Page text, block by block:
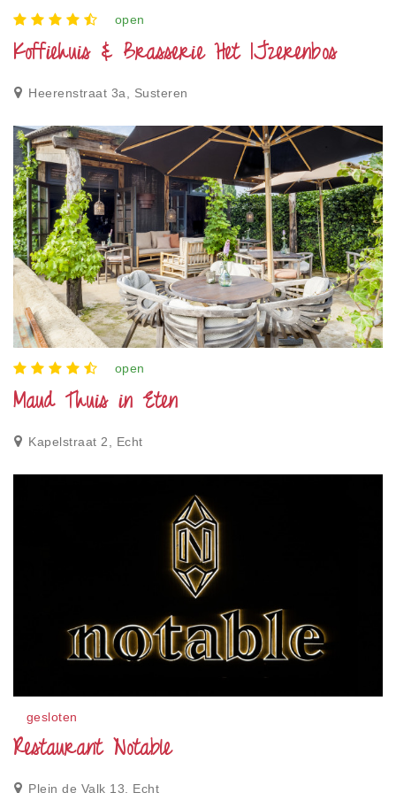
open
Koffiehuis & Brasserie Het IJzerenbos
Heerenstraat 3a, Susteren
open
Maud Thuis in Eten
Kapelstraat 2, Echt
gesloten
Restaurant Notable
Plein de Valk 13, Echt